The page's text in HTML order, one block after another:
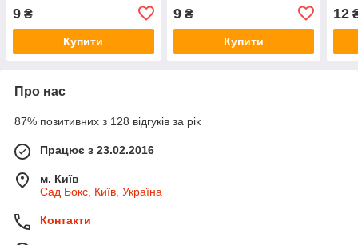
9 ₴
Купити
9₴
Купити
12
Про нас
87% позитивних з 128 відгуків за рік
Працює з 23.02.2016
м. Київ
Сад Бокс, Київ, Україна
Контакти